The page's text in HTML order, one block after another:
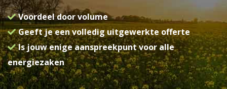
Voordeel door volume
Geeft je een volledig uitgewerkte offerte
Is jouw enige aanspreekpunt voor alle
energiezaken